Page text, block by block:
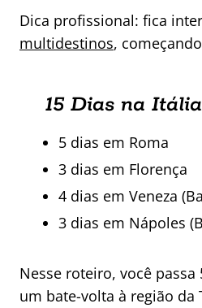
Dica profissional: fica
multidestinos,
15 Dias na
5 dias em Roma
3 dias em Florença
4 dias em Veneza
3 dias em Nápoles
Nesse roteiro, você
um bate-volta à região da